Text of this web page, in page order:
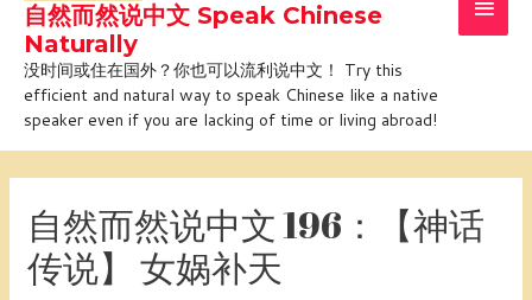
自然而然说中文 Speak Chinese
Naturally
没时间或住在国外？你也可以流利说中文！ Try this
efficient and natural way to speak Chinese like a native
speaker even if you are lacking of time or living abroad!
自然而然说中文 196：【神话
传说】 女娲补天